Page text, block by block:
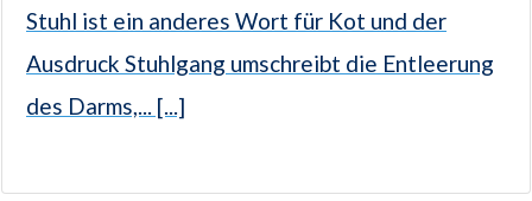
Stuhl ist ein anderes Wort für Kot und der
Ausdruck Stuhlgang umschreibt die Entleerung
des Darms,... [...]